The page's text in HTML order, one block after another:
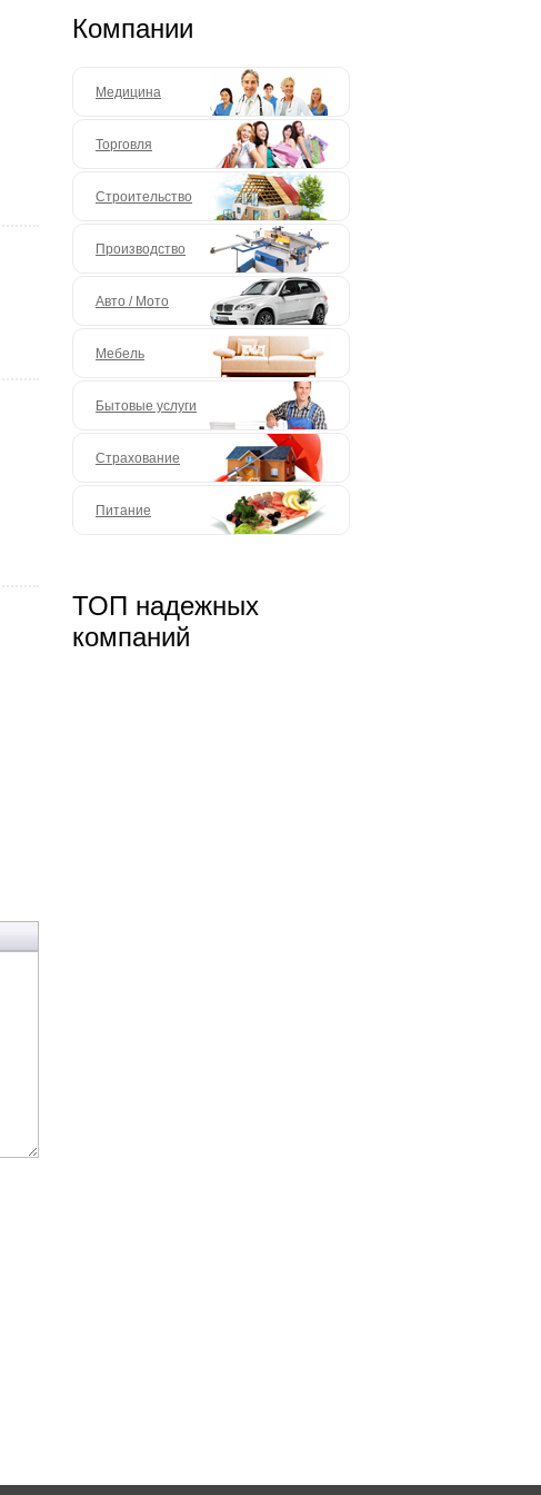
Компании
Медицина
Торговля
Строительство
Производство
Авто / Мото
Мебель
Бытовые услуги
Страхование
Питание
ТОП надежных
компаний